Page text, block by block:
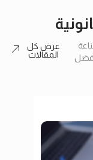
عرض كل
المقالات